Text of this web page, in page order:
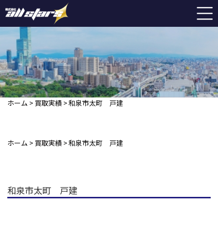
ホーム > 買取実績 >和泉市太町 戸建
ホーム > 買取実績 >和泉市太町 戸建
和泉市太町 戸建